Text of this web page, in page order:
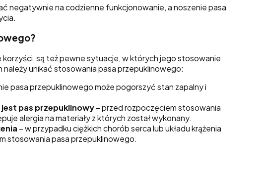
negatywnie na codzienne funkcjonowanie, a noszenie pasa
są też pewne sytuacje, w których jego stosowanie
unikać stosowania pasa przepuklinowego:
pasa przepuklinowego może pogorszyć stan zapalny i
jest pas przepuklinowy– przed rozpoczęciem stosowania
alergia na materiały z których został wykonany.
– w przypadku ciężkich chorób serca lub układu krążenia
stosowania pasa przepuklinowego.